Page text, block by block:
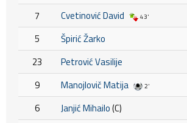
7
Cvetinović David 43'
5
Špirić Žarko
23
Petrović Vasilije
9
Manojlovič Matija 2'
6 Janjić Mihailo(C)